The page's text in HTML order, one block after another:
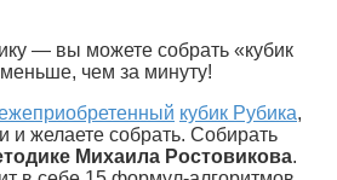
— вы можете собрать «кубик
чем за минуту!
кубик Рубика,
и желаете собрать. Собирать
Михаила Ростовикова.